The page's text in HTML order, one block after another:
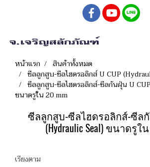
หน้าแรก
สินค้าทั้งหมด
ซีลลูกสูบ-ซีลไฮดรอลิกส์ U CUP
ซีลลูกสูบ-ซีลไฮดรอลิกส์-ซีลกันฝุ่น U
ขนาดรูใน 20 mm
ซีลลูกสูบ-ซีลไฮดรอลิกส์-ซีลกั
(Hydraulic Seal) ขนาดรูใ
เรียงตาม